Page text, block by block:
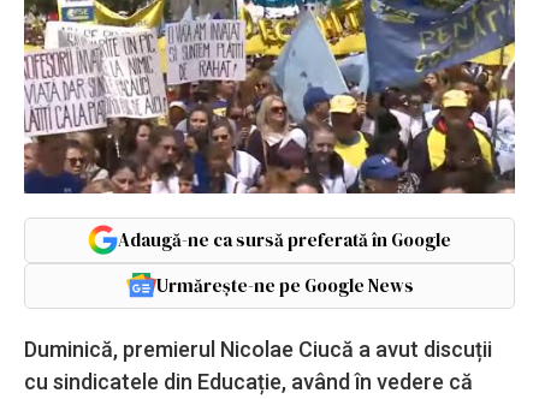
Adaugă-ne ca sursă preferată în Google
Urmărește-ne pe Google News
Duminică, premierul Nicolae Ciucă a avut discuții
cu sindicatele din Educație, având în vedere că